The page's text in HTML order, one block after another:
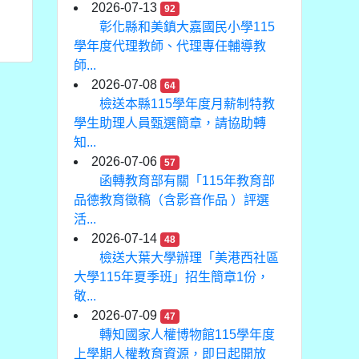
2026-07-13
92
彰化縣和美鎮大嘉國民小學115
學年度代理教師、代理專任輔導教
師...
2026-07-08
64
檢送本縣115學年度月薪制特教
學生助理人員甄選簡章，請協助轉
知...
2026-07-06
57
函轉教育部有關「115年教育部
品德教育徵稿（含影音作品 ）評選
活...
2026-07-14
48
檢送大葉大學辦理「美港西社區
大學115年夏季班」招生簡章1份，
敬...
2026-07-09
47
轉知國家人權博物館115學年度
上學期人權教育資源，即日起開放